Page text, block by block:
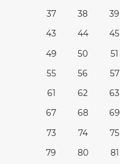
37
38 39
43
44 45
49
50 51
55
56 57
61
62 63
67
68 69
73
74 75
79
80 81